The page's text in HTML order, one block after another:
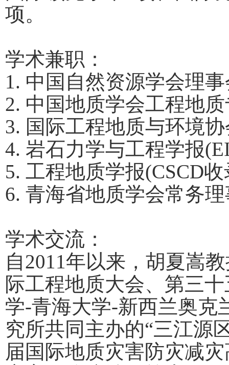
项。
学术兼职：
1. 中国自然资源学会理
2. 中国地质学会工程地
3. 国际工程地质与环境
4. 岩石力学与工程学报
5. 工程地质学报(CSCD收
6. 青海省地质学会常务
学术交流：
自2011年以来，胡夏嵩
际工程地质大会、第三
学-青海大学-新西兰奥克
究所共同主办的“三江源
届国际地质灾害防灾减